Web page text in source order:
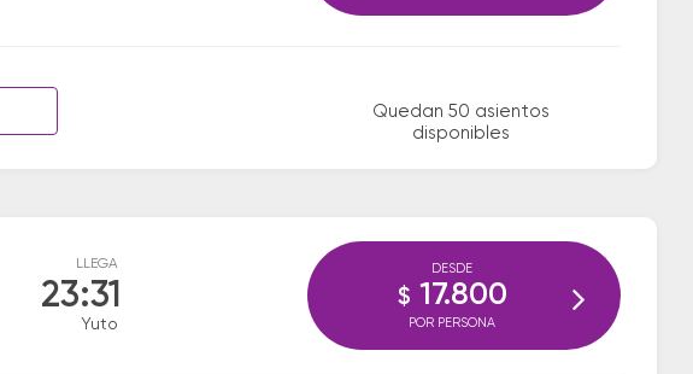
Quedan 50 asientos
disponibles
LLEGA
23:31
Yuto
DESDE
$ 17.800
POR PERSONA